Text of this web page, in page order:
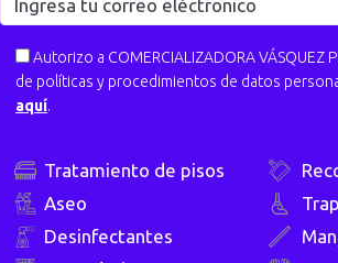
Autorizo a COMERCIALIZADORA
de políticas y procedimientos de datos
aquí.
Tratamiento de pisos
Aseo
Desinfectantes